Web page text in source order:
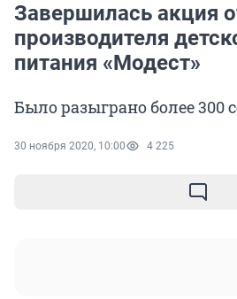
Завершилась акция
производителя
питания «Модест»
Было разыграно более 300
30 ноября 2020, 10:00 4 225